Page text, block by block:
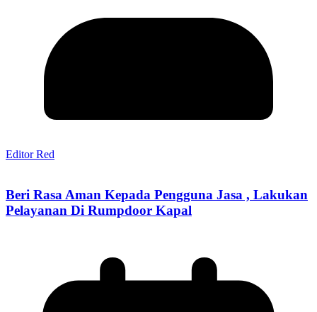
Editor Red
Beri Rasa Aman Kepada Pengguna Jasa , Lakukan
Pelayanan Di Rumpdoor Kapal